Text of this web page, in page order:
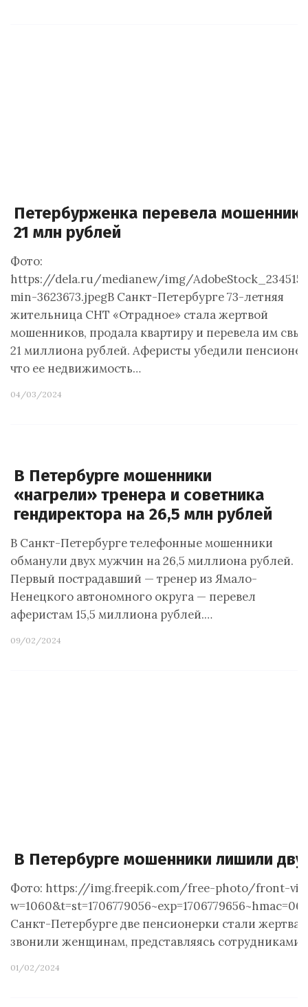
Петербурженка перевела
21 млн рублей
Фото:
https://dela.ru/medianew/img/
min-3623673.jpegВ Санкт-Петербурге 73-летняя
жительница СНТ «Отрадное» стала жертвой
мошенников, продала квартиру и перевела им
21 миллиона рублей. Аферисты убедили
что ее недвижимость…
04/03/2024
В Петербурге мошенники
«нагрели» тренера и советника
гендиректора на 26,5 млн рублей
В Санкт-Петербурге телефонные мошенники
обманули двух мужчин на 26,5 миллиона рублей.
Первый пострадавший — тренер из Ямало-
Ненецкого автономного округа — перевел
аферистам 15,5 миллиона рублей.…
09/02/2024
В Петербурге мошенники лишили
Фото: https://img.freepik.com/free-photo/front-
Санкт-Петербурге две пенсионерки стали
звонили женщинам, представляясь
01/02/2024